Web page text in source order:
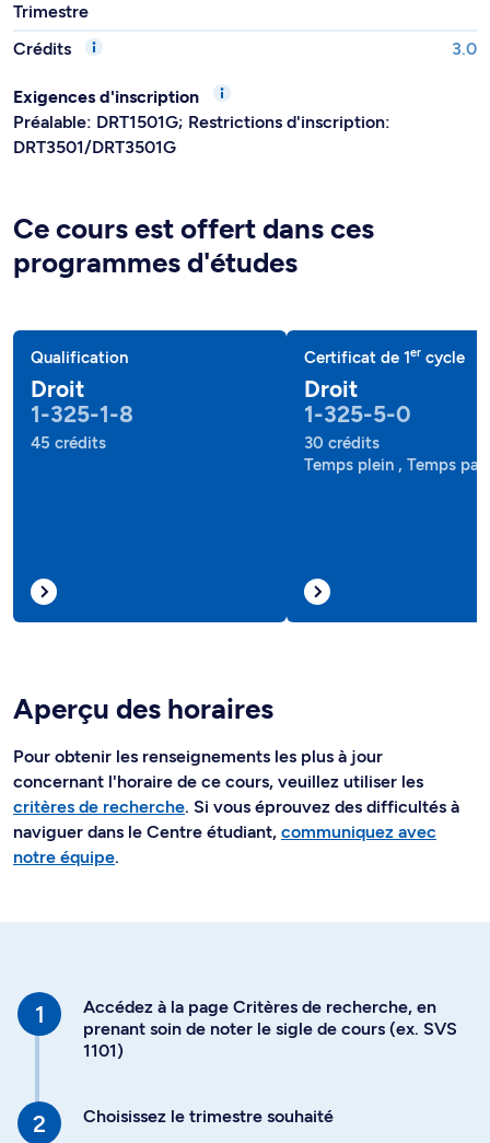
Trimestre
Crédits
3.0
Exigences d'inscription
Préalable: DRT1501G; Restrictions d'inscription:
DRT3501/DRT3501G
Ce cours est offert dans ces
programmes d'études
Qualification
Droit
1-325-1-8
45 crédits
Certificat de 1er cycle
Droit
1-325-5-0
30 crédits
Temps plein , Temps
Aperçu des horaires
Pour obtenir les renseignements les plus à jour
concernant l'horaire de ce cours, veuillez utiliser les
critères de recherche. Si vous éprouvez des difficultés à
naviguer dans le Centre étudiant, communiquez avec
notre équipe.
Accédez à la page Critères de recherche, en
prenant soin de noter le sigle de cours (ex. SVS
1101)
Choisissez le trimestre souhaité